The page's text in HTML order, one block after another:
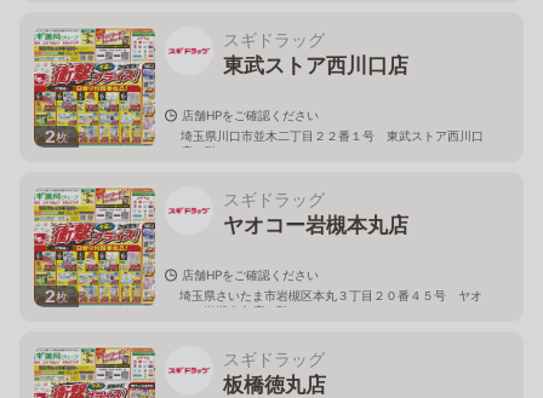
2枚
スギドラッグ
東武ストア西川口店
店舗HPをご確認ください
埼玉県川口市並木二丁目２２番１号 東武ストア西川口
店２階
2枚
スギドラッグ
ヤオコー岩槻本丸店
店舗HPをご確認ください
埼玉県さいたま市岩槻区本丸３丁目２０番４５号 ヤオ
コー岩槻本丸店２階
スギドラッグ
板橋徳丸店